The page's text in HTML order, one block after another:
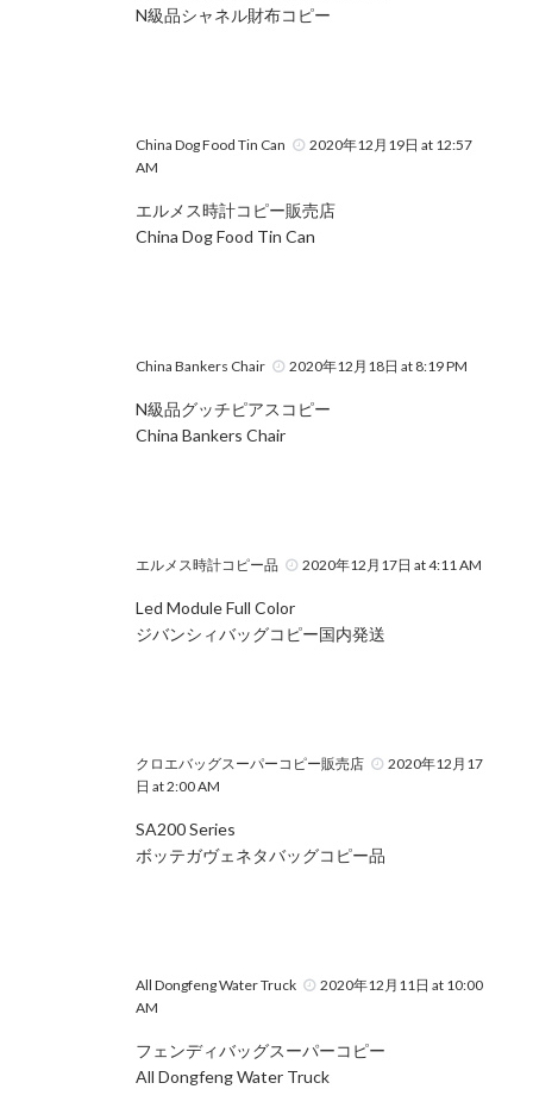
N級品シャネル財布コピー
China Dog Food Tin Can
2020年12月19日 at 12:57
AM
エルメス時計コピー販売店
China Dog Food Tin Can
China Bankers Chair 2020年12月18日 at 8:19 PM
N級品グッチピアスコピー
China Bankers Chair
エルメス時計コピー品 2020年12月17日 at 4:11 AM
Led Module Full Color
ジバンシィバッグコピー国内発送
クロエバッグスーパーコピー販売店
2020年12月17
日 at 2:00 AM
SA200 Series
ボッテガヴェネタバッグコピー品
All Dongfeng Water Truck
2020年12月11日 at 10:00
AM
フェンディバッグスーパーコピー
All Dongfeng Water Truck